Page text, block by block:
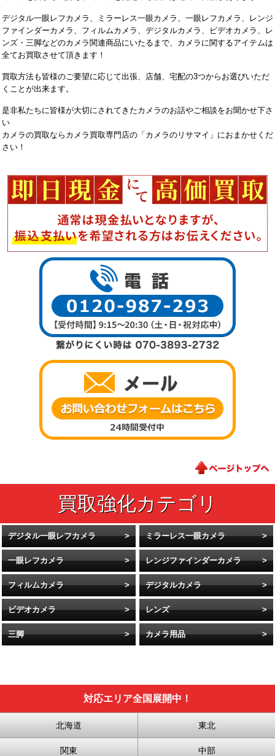
デジタル一眼レフカメラ、ミラーレス一眼カメラ、一眼レフカメラ、レンジ
ファインダーカメラ、フィルムカメラ、デジタルカメラ、ビデオカメラ、レ
ンズ・三脚などのカメラ関連商品にいたるまで、カメラに関するアイテムは
全てお買取させて頂きます！
買取方法も皆様のご要望に応じて出張、店舗、宅配の3つからお選びいただ
くことが出来ます。
是非私たちに皆様が大切にされてきたカメラのお話やご相談をお聞かせ下さ
い
カメラの買取ならカメラ買取専門店の「カメラのリサマイ」におまかせくだ
さい！
デジタル一眼レフカメラ ミラーレス一眼カメラ
一眼レフカメラ レンジファインダーカメラ
フィルムカメラ デジタルカメラ
ビデオカメラ レンズ
三脚 カメラ用品
対応エリア全国展開中！
北海道 東北
関東 中部